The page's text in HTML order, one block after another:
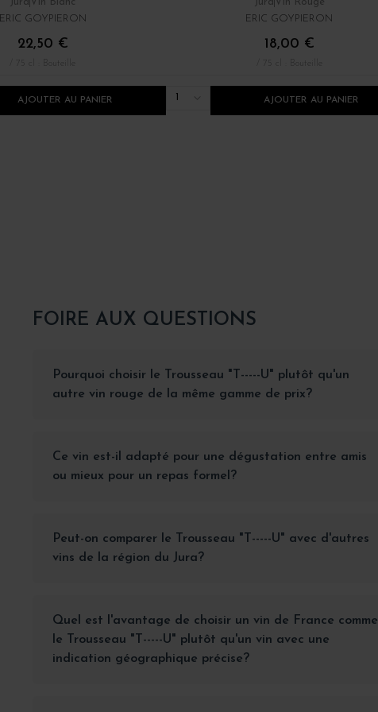
Jura Vin Blanc
ERIC GOYPIERON
22,50 €
AJOUTER AU PANIER
Jura Vin Rouge
ERIC GOYPIERON
18,00 €
AJOUTER AU PANIER
FOIRE AUX QUESTIONS
Pourquoi choisir le Trousseau "T-----U" plutôt qu'un
autre vin rouge de la même gamme de prix?
Ce vin est-il adapté pour une dégustation entre amis
ou mieux pour un repas formel?
Peut-on comparer le Trousseau "T-----U" avec d'autres
vins de la région du Jura?
Quel est l'avantage de choisir un vin de France comme
le Trousseau "T-----U" plutôt qu'un vin avec une
indication géographique précise?